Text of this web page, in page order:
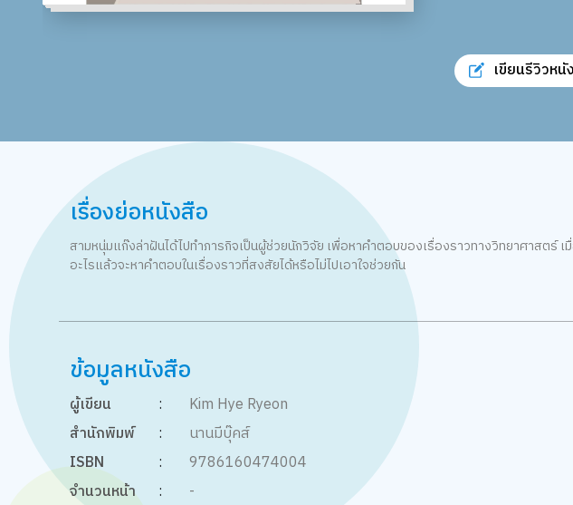
เขียนรีวิวห
เรื่องย่อหนังสือ
สามหนุ่มแก๊งล่าฝันได้ไปทำภารกิจเป็นผู้ช่วยนักวิจัย เพื่อหาคำตอบของเรื่องราวทางวิทยาศาสตร์
อะไรแล้วจะหาคำตอบในเรื่องราวที่สงสัยได้หรือไม่ไปเอาใจช่วยกัน
ข้อมูลหนังสือ
ผู้เขียน :
Kim Hye Ryeon
สำนักพิมพ์
:
นานมีบุ๊คส์
ISBN
:
9786160474004
จำนวนหน้า
: -